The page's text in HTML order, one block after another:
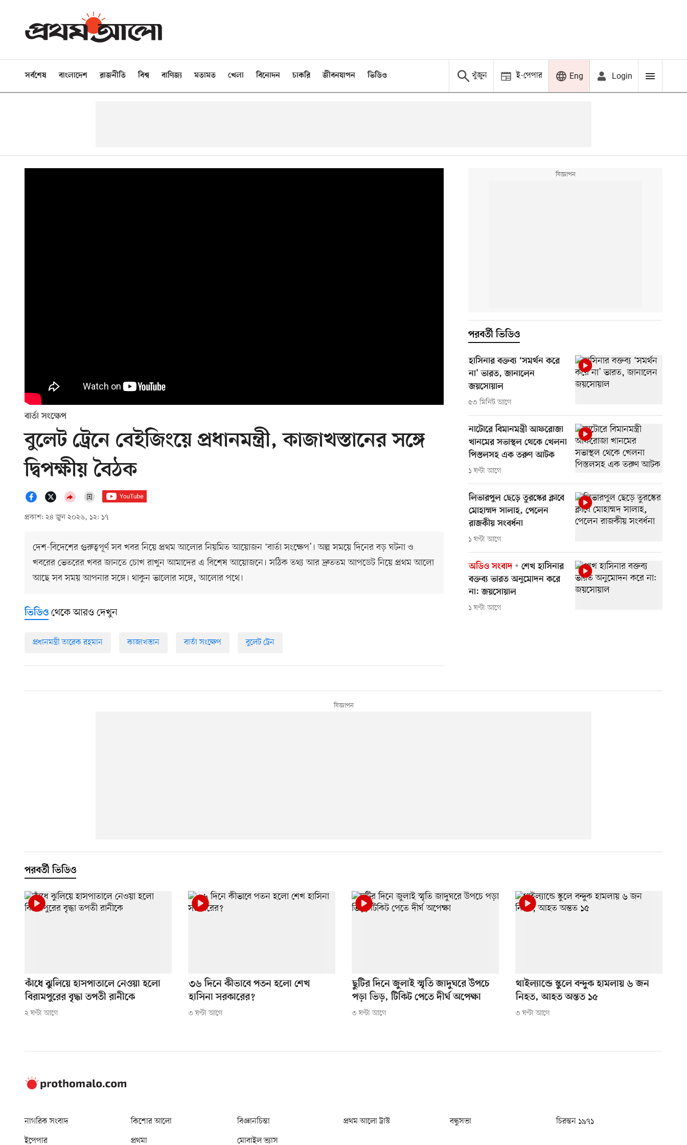
সর্বশেষ বাংলাদেশ রাজনীতি বিশ্ব বাণিজ্য মতামত খেলা বিনোদন চাকরি জীবনযাপন ভিডিও খুঁজুন ই-পেপার Eng Login
বার্তা সংক্ষেপ
বুলেট ট্রেনে বেইজিংয়ে প্রধানমন্ত্রী, কাজাখস্তানের সঙ্গে
দ্বিপক্ষীয় বৈঠক
প্রকাশ: ২৪ জুন ২০২৬, ১২: ১৭
দেশ-বিদেশের গুরুত্বপূর্ণ সব খবর নিয়ে প্রথম আলোর নিয়মিত আয়োজন ‘বার্তা সংক্ষেপ’। অল্প সময়ে দিনের বড় ঘটনা ও
খবরের ভেতরের খবর জানতে চোখ রাখুন আমাদের এ বিশেষ আয়োজনে। সঠিক তথ্য আর দ্রুততম আপডেট নিয়ে প্রথম আলো
আছে সব সময় আপনার সঙ্গে। থাকুন ভালোর সঙ্গে, আলোর পথে।
পরবর্তী ভিডিও
হাসিনার বক্তব্য ‘সমর্থন করে
না’ ভারত, জানালেন
জয়সোয়াল
৫৩ মিনিট আগে
নাটোরে বিমানমন্ত্রী আফরোজা
খানমের সভাস্থল থেকে খেলনা
পিস্তলসহ এক তরুণ আটক
১ ঘণ্টা আগে
লিভারপুল ছেড়ে তুরস্কের ক্লাবে
মোহাম্মদ সালাহ, পেলেন
রাজকীয় সংবর্ধনা
১ ঘণ্টা আগে
অডিও সংবাদ
শেখ হাসিনার
বক্তব্য ভারত অনুমোদন করে
না: জয়সোয়াল
১ ঘণ্টা আগে
ভিডিও থেকে আরও দেখুন
প্রধানমন্ত্রী তারেক রহমান কাজাখস্তান বার্তা সংক্ষেপ বুলেট ট্রেন
পরবর্তী ভিডিও
কাঁধে ঝুলিয়ে হাসপাতালে নেওয়া হলো
বিরামপুরের বৃদ্ধা তপতী রানীকে
২ ঘণ্টা আগে
৩৬ দিনে কীভাবে পতন হলো শেখ
হাসিনা সরকারের?
৩ ঘণ্টা আগে
ছুটির দিনে জুলাই স্মৃতি জাদুঘরে উপচে
পড়া ভিড়, টিকিট পেতে দীর্ঘ অপেক্ষা
৩ ঘণ্টা আগে
থাইল্যান্ডে স্কুলে বন্দুক হামলায় ৬ জন
নিহত, আহত অন্তত ১৫
৩ ঘণ্টা আগে
নাগরিক সংবাদ কিশোর আলো বিজ্ঞানচিন্তা প্রথম আলো ট্রাস্ট বন্ধুসভা
চিরন্তন ১৯৭১
ইপেপার
প্রথমা মোবাইল ভ্যাস